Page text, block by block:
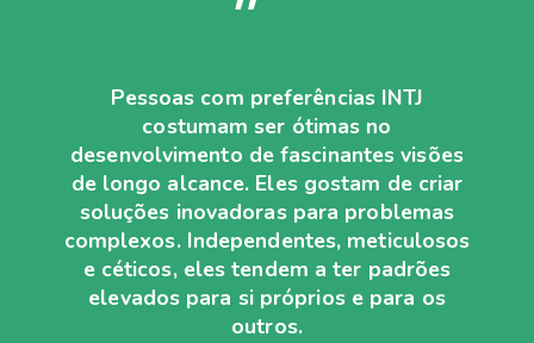
”
Pessoas com preferências INTJ
costumam ser ótimas no
desenvolvimento de fascinantes visões
de longo alcance. Eles gostam de criar
soluções inovadoras para problemas
complexos. Independentes, meticulosos
e céticos, eles tendem a ter padrões
elevados para si próprios e para os
outros.